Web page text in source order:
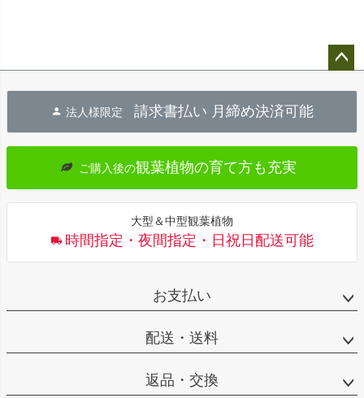
へ
法人様限定 請求書払い 月締め決済可能
ご購入後の観葉植物の育て方も充実
大型＆中型観葉植物
時間指定・夜間指定・日祝日配送可能
お支払い
配送・送料
返品・交換